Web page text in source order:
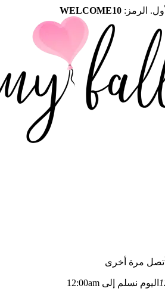
WELCOME10
أتصل مرة أخرى
اليوم نسلم إلى 12:00am